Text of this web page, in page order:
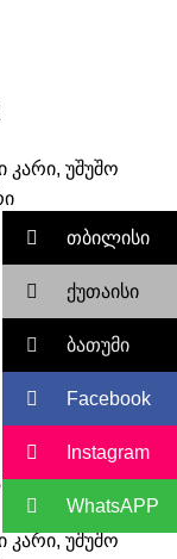
კარი,უშუშო
კარი,უშუშო
თბილისი
ქუთაისი
ბათუმი
Facebook
Instagram
WhatsAPP